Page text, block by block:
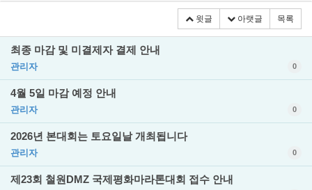
윗글 아랫글 목록
최종 마감 및 미결제자 결제 안내
관리자 0
4월 5일 마감 예정 안내
관리자 0
2026년 본대회는 토요일날 개최됩니다
관리자 0
제23회 철원DMZ 국제평화마라톤대회 접수 안내